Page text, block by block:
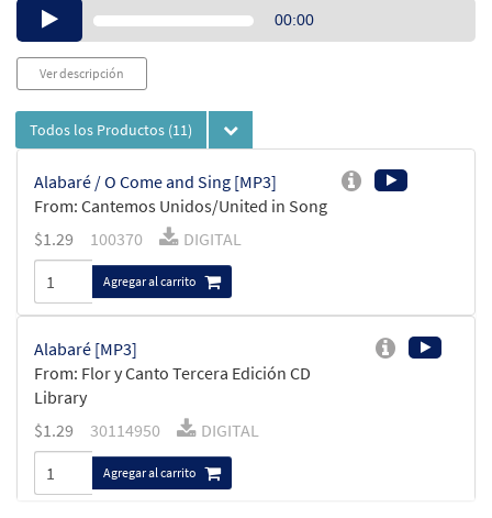
Audio00:00
Ver descripción
Todos los Productos (11)
Alabaré / O Come and Sing [MP3]
From: Cantemos Unidos/United in Song
$1.29 100370 DIGITAL
Agregar al carrito
Alabaré [MP3]
From: Flor y Canto Tercera Edición CD
Library
$1.29 30114950 DIGITAL
Agregar al carrito